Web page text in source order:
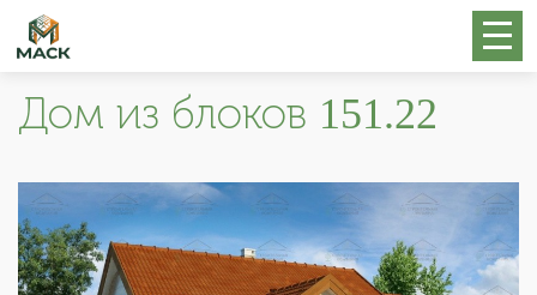
Дом из блоков 151.22